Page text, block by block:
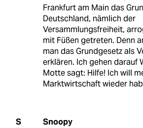
Frankfurt am Main das
Deutschland, nämlich der
Versammlungsfreiheit,
mit Füßen getreten. Denn
man das Grundgesetz als
erklären. Ich gehen darauf
Motte sagt: Hilfe! Ich will
Marktwirtschaft wieder
S Snoopy